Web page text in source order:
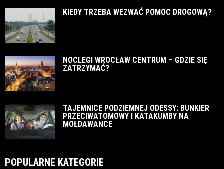
KIEDY TRZEBA WEZWAĆ POMOC DROGOWĄ?
NOCLEGI WROCŁAW CENTRUM – GDZIE SIĘ
ZATRZYMAĆ?
TAJEMNICE PODZIEMNEJ ODESSY: BUNKIER
PRZECIWATOMOWY I KATAKUMBY NA
MOŁDAWANCE
POPULARNE KATEGORIE